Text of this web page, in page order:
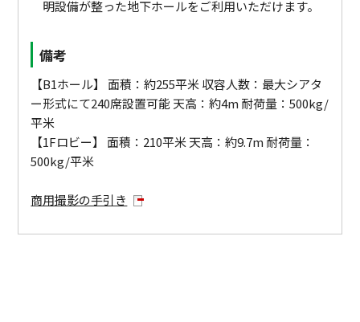
明設備が整った地下ホールをご利用いただけます。
備考
【B1ホール】 面積：約255平米 収容人数：最大シアタ
ー形式にて240席設置可能 天高：約4m 耐荷量：500kg/
平米
【1Fロビー】 面積：210平米 天高：約9.7m 耐荷量：
500kg/平米
商用撮影の手引き